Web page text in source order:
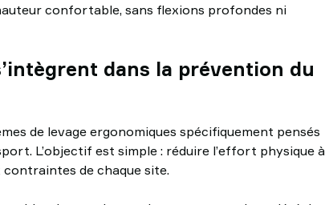
confortable, sans flexions profondes ni
dans la prévention du
de levage ergonomiques spécifiquement pensés
L’objectif est simple : réduire l’effort physique à
contraintes de chaque site.